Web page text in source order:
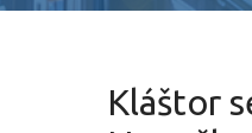
Kláštor